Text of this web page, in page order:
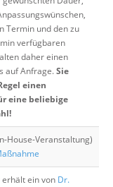
Termin und den zu
verfügbaren
daher einen
auf Anfrage.Sie
einen
eine beliebige
House-Veranstaltung)
erhält ein von Dr.